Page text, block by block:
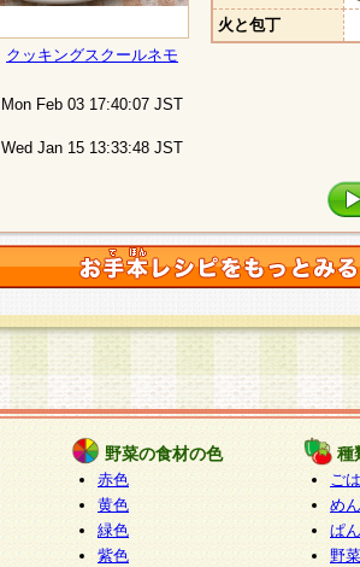
クッキングスクールネモ
Mon Feb 03 17:40:07 JST
Wed Jan 15 13:33:48 JST
火と包丁
野菜の食材の色
赤色
黄色
緑色
紫色
種
ご
めん
ぱん
野